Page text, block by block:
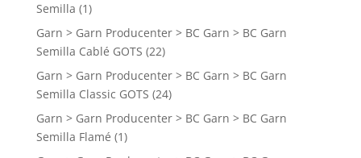
Semilla (1)
Garn > Garn Producenter > BC Garn > BC Garn
Semilla Cablé GOTS (22)
Garn > Garn Producenter > BC Garn > BC Garn
Semilla Classic GOTS (24)
Garn > Garn Producenter > BC Garn > BC Garn
Semilla Flamé (1)